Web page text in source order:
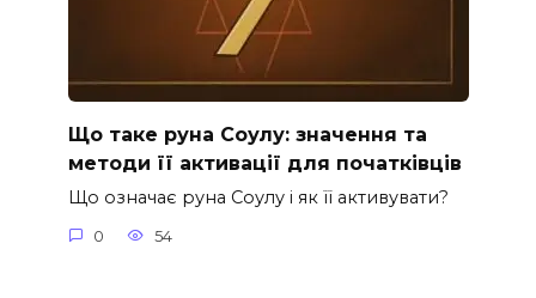
Що таке руна Соулу: значення та
методи її активації для початківців
Що означає руна Соулу і як її активувати?
0 54